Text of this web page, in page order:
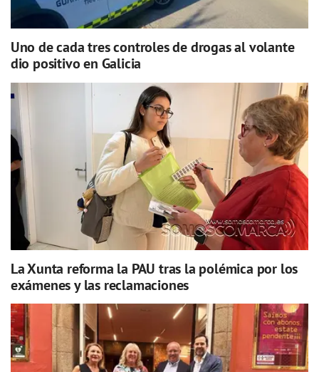
Uno de cada tres controles de drogas al volante
dio positivo en Galicia
La Xunta reforma la PAU tras la polémica por los
exámenes y las reclamaciones